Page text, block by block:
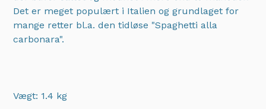
Det er meget populært i Italien og grundlaget for
mange retter bl.a. den tidløse "Spaghetti alla
carbonara".
Vægt: 1.4 kg